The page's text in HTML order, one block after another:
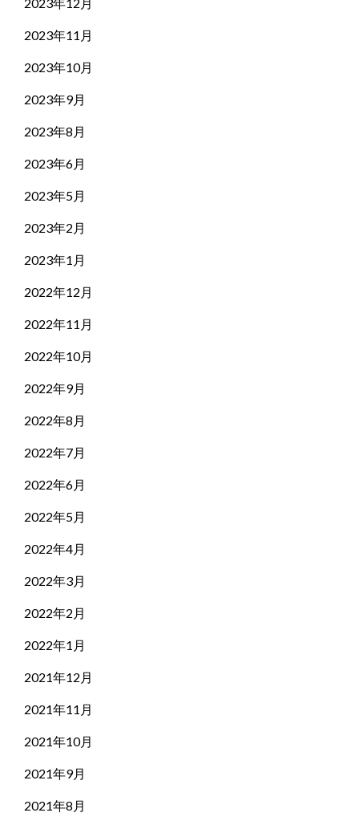
2023年12月
2023年11月
2023年10月
2023年9月
2023年8月
2023年6月
2023年5月
2023年2月
2023年1月
2022年12月
2022年11月
2022年10月
2022年9月
2022年8月
2022年7月
2022年6月
2022年5月
2022年4月
2022年3月
2022年2月
2022年1月
2021年12月
2021年11月
2021年10月
2021年9月
2021年8月